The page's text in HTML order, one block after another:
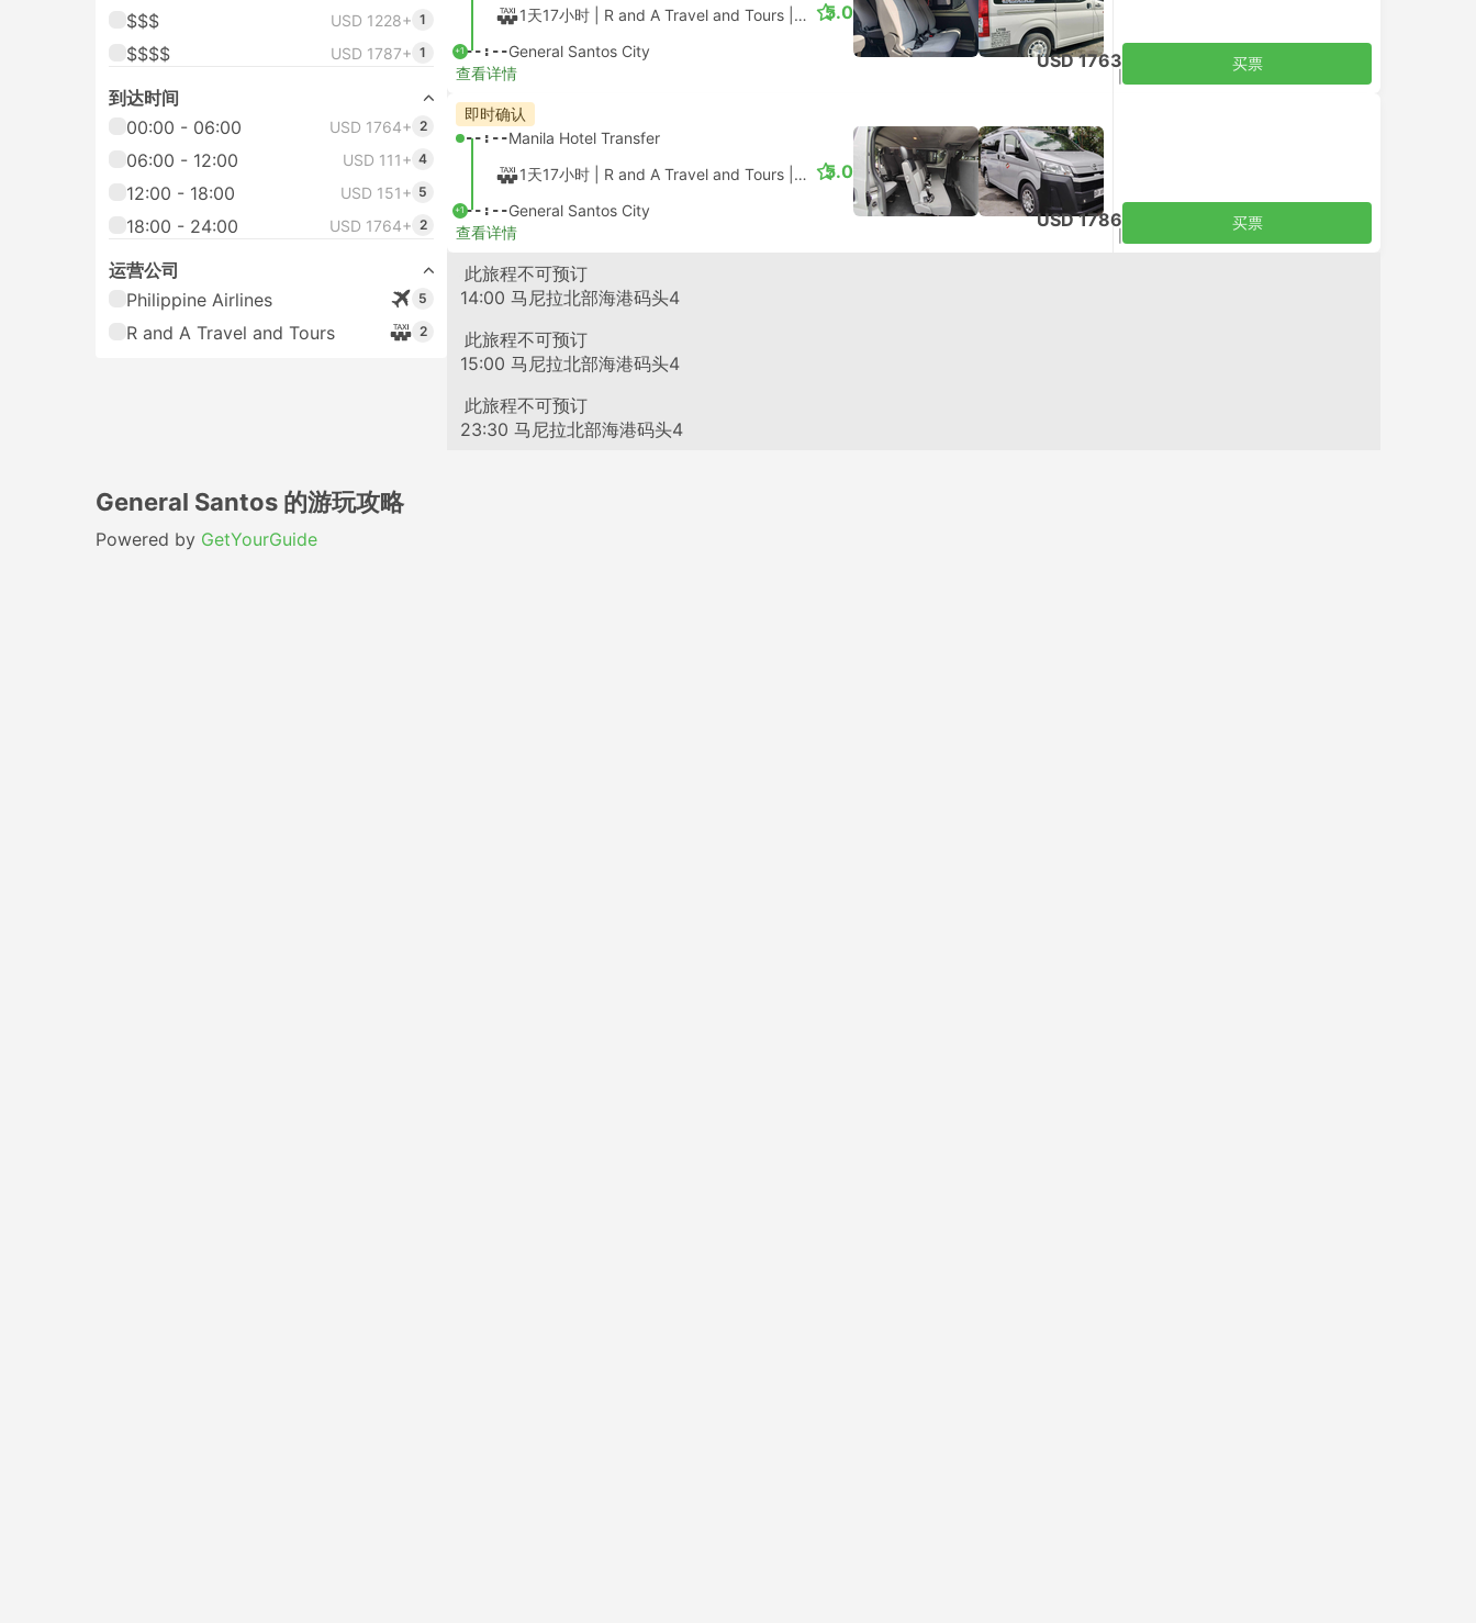
$$$
USD 1228+ 1
$$$$ USD 1787+ 1
到达时间
00:00 - 06:00
USD 1764+ 2
06:00 - 12:00 USD 111+ 4
12:00 - 18:00 USD 151+ 5
18:00 - 24:00 USD 1764+ 2
运营公司
Philippine Airlines
5
R and A Travel and Tours 2
1天17小时 | R and A Travel and Tours 出租车|厢式车 6人
+1--:--General Santos City
5.0
查看详情
USD 1763 买票
即时确认
--:--Manila Hotel Transfer
1天17小时 | R and A Travel and Tours 出租车| 12座廂型车
+1--:--General Santos City
5.0
查看详情
USD 1786 买票
轮渡由2GO运营
14:00 马尼拉北部海港码头4
此旅程不可预订
轮渡由2GO运营
15:00 马尼拉北部海港码头4
此旅程不可预订
轮渡由2GO运营
23:30 马尼拉北部海港码头4
此旅程不可预订
General Santos 的游玩攻略
Powered by GetYourGuide